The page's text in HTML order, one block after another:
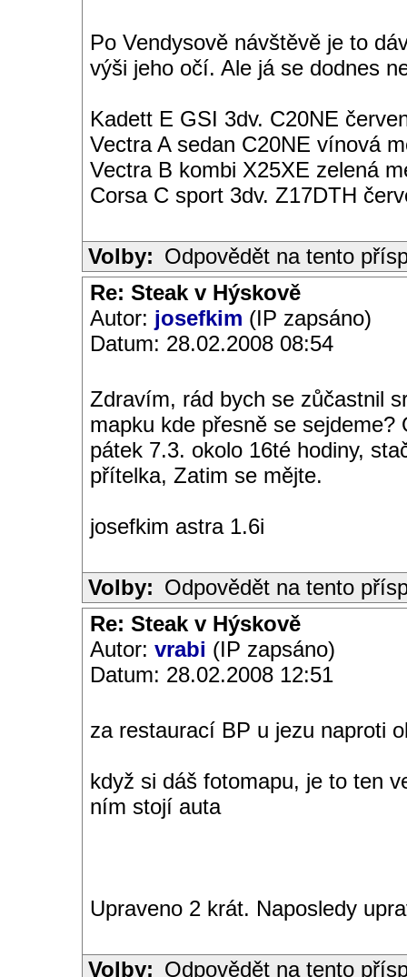
Po Vendysově návštěvě je to
výši jeho očí. Ale já se dodnes
Kadett E GSI 3dv. C20NE
Vectra A sedan C20NE vínová
Vectra B kombi X25XE zelená
Corsa C sport 3dv. Z17DTH
Volby: Odpovědět na tento
Re: Steak v Hýskově
Autor: josefkim (IP zapsáno)
Datum: 28.02.2008 08:54
Zdravím, rád bych se zůčastnil
mapku kde přesně se
pátek 7.3. okolo 16té hodiny,
přítelka, Zatim se mějte.
josefkim astra 1.6i
Volby: Odpovědět na tento
Re: Steak v Hýskově
Autor: vrabi (IP zapsáno)
Datum: 28.02.2008 12:51
za restaurací BP u jezu naproti
když si dáš fotomapu, je to ten
ním stojí auta
Upraveno 2 krát. Naposledy
Volby: Odpovědět na tento